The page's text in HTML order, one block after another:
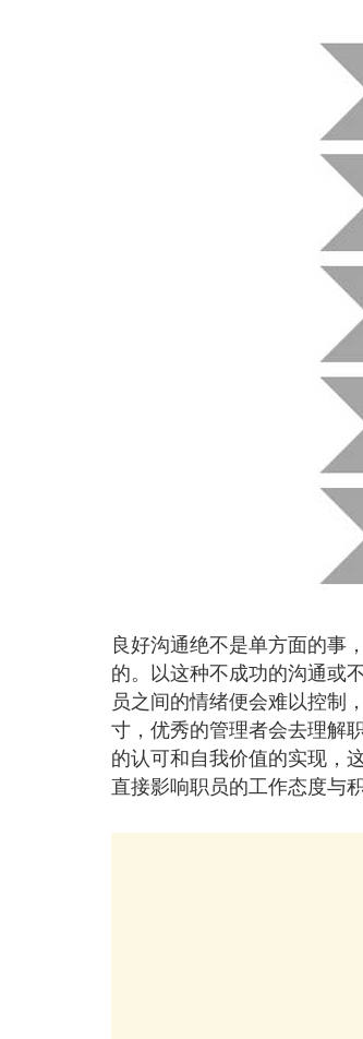
良好沟通绝不是单方面的事
的。以这种不成功的沟通或
员之间的情绪便会难以控制
寸，优秀的管理者会去理解
的认可和自我价值的实现，
直接影响职员的工作态度与